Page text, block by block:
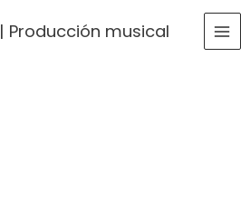
Producción musical